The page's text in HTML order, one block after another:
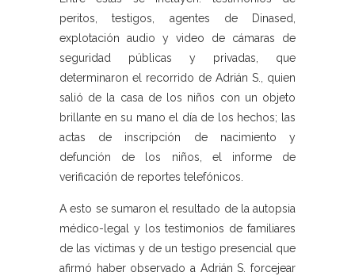
peritos, testigos, agentes de Dinased,
explotación audio y video de cámaras de
seguridad públicas y privadas, que
determinaron el recorrido de Adrián S., quien
salió de la casa de los niños con un objeto
brillante en su mano el día de los hechos; las
actas de inscripción de nacimiento y
defunción de los niños, el informe de
verificación de reportes telefónicos.
A esto se sumaron el resultado de la autopsia
médico-legal y los testimonios de familiares
de las víctimas y de un testigo presencial que
afirmó haber observado a Adrián S. forcejear